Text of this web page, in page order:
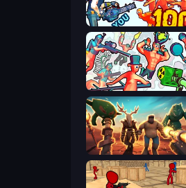
Horde Killer: You vs 100
Funny Shooter 2
Horde Crusher